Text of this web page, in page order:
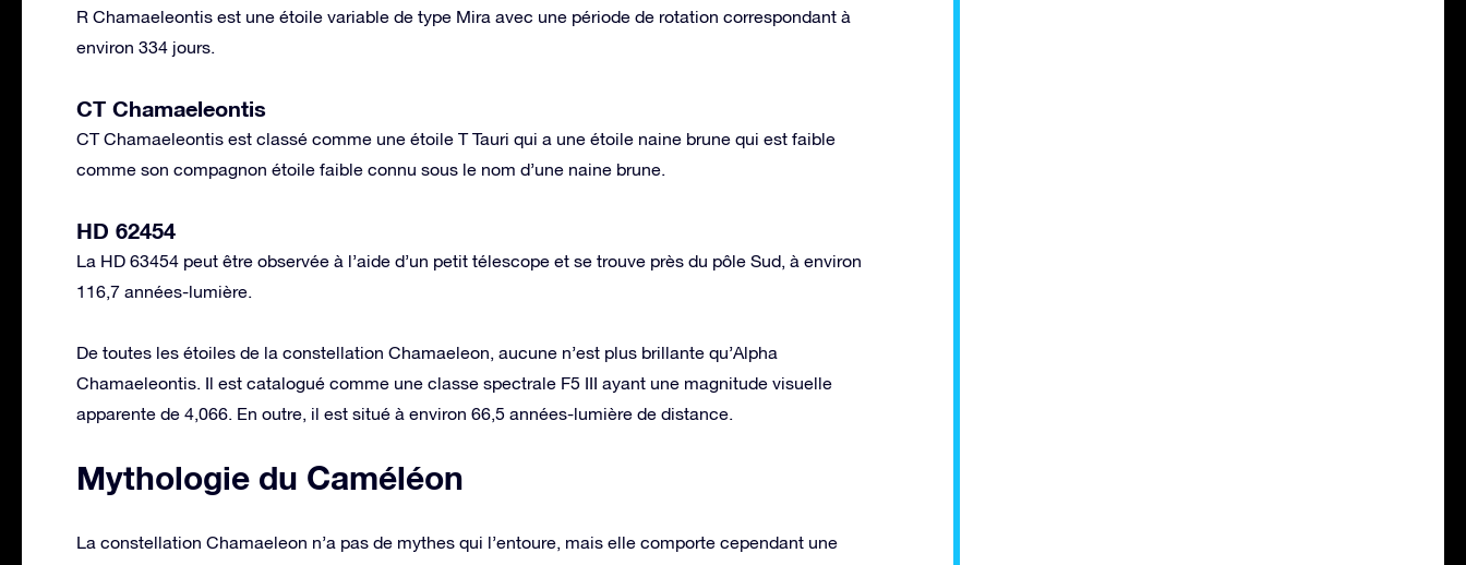
R Chamaeleontis est une étoile variable de type Mira avec une période de rotation correspondant à
environ 334 jours.
CT Chamaeleontis
CT Chamaeleontis est classé comme une étoile T Tauri qui a une étoile naine brune qui est faible
comme son compagnon étoile faible connu sous le nom d’une naine brune.
HD 62454
La HD 63454 peut être observée à l’aide d’un petit télescope et se trouve près du pôle Sud, à environ
116,7 années-lumière.
De toutes les étoiles de la constellation Chamaeleon, aucune n’est plus brillante qu’Alpha
Chamaeleontis. Il est catalogué comme une classe spectrale F5 III ayant une magnitude visuelle
apparente de 4,066. En outre, il est situé à environ 66,5 années-lumière de distance.
Mythologie du Caméléon
La constellation Chamaeleon n’a pas de mythes qui l’entoure, mais elle comporte cependant une